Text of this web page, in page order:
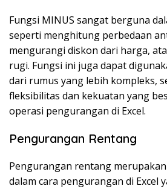
Fungsi MINUS sangat berguna
seperti menghitung perbedaan
mengurangi diskon dari harga,
rugi. Fungsi ini juga dapat
dari rumus yang lebih kompleks,
fleksibilitas dan kekuatan yang
operasi pengurangan di Excel.
Pengurangan Rentang
Pengurangan rentang
dalam cara pengurangan di Excel